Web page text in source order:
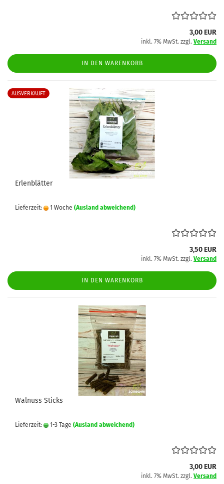
3,00 EUR
inkl. 7% MwSt. zzgl. Versand
IN DEN WARENKORB
AUSVERKAUFT
Erlenblätter
Lieferzeit: 1 Woche (Ausland abweichend)
3,50 EUR
inkl. 7% MwSt. zzgl. Versand
IN DEN WARENKORB
Walnuss Sticks
Lieferzeit: 1-3 Tage (Ausland abweichend)
3,00 EUR
inkl. 7% MwSt. zzgl. Versand